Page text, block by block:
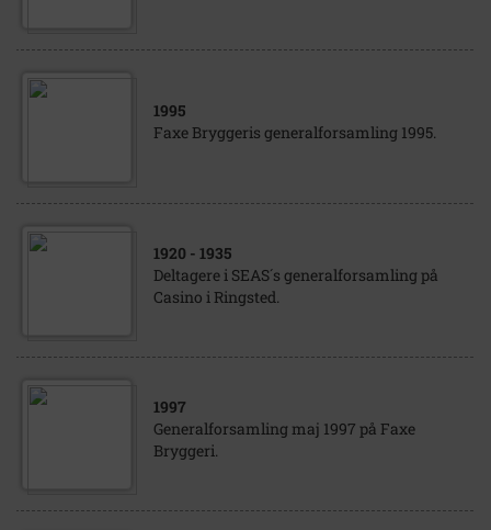
1995
Faxe Bryggeris generalforsamling 1995.
1920 - 1935
Deltagere i SEAS´s generalforsamling på
Casino i Ringsted.
1997
Generalforsamling maj 1997 på Faxe
Bryggeri.